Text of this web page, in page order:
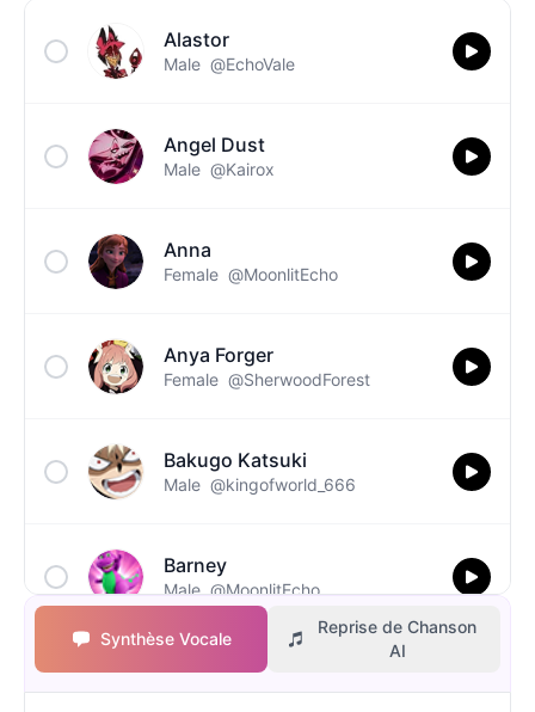
Alastor
Male @EchoVale
Angel Dust
Male @Kairox
Anna
Female @MoonlitEcho
Anya Forger
Female @SherwoodForest
Bakugo Katsuki
Male @kingofworld_666
Barney
Male @MoonlitEcho
Bluey
Female @EchoVale
Synthèse Vocale
Reprise de Chanson
AI